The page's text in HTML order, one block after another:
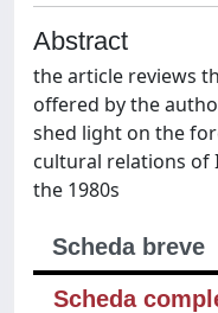
Abstract
the article reviews
offered by the
shed light on the
cultural relations of
the 1980s
Scheda breve
Scheda